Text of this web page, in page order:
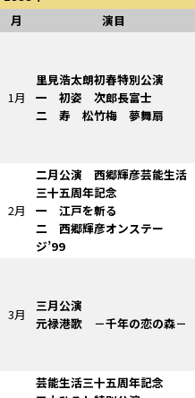
月
演目
1月
里見浩太朗初春特別公演
一 初姿 次郎長富士
二 寿 松竹梅 夢舞扇
2月
二月公演 西郷輝彦芸能生活
三十五周年記念
一 江戸を斬る
二 西郷輝彦オンステー
ジ’99
3月
三月公演
元禄港歌 －千年の恋の森－
芸能生活三十五周年記念